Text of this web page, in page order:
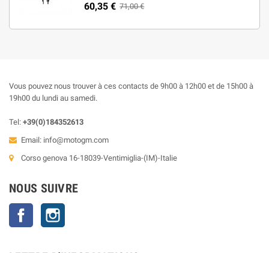
60,35 € 71,00 €
Vous pouvez nous trouver à ces contacts de 9h00 à 12h00 et de 15h00 à
19h00 du lundi au samedi.
Tel: +39(0)184352613
Email: info@motogm.com
Corso genova 16-18039-Ventimiglia-(IM)-Italie
NOUS SUIVRE
Facebook